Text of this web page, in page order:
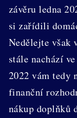
závěru ledna
si zařídili
Nedělejte však
stále nachází
2022 vám tedy
finanční
nákup doplňků